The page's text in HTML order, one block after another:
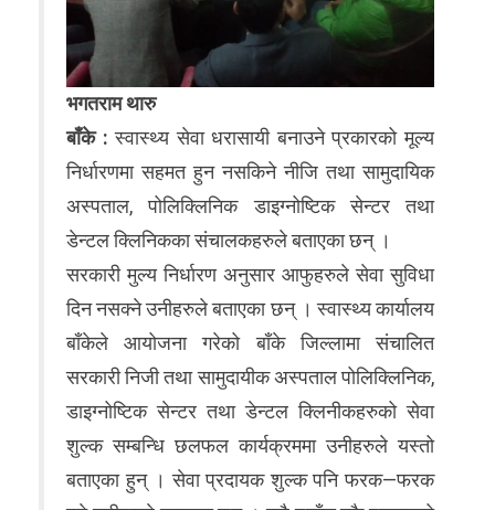
भगतराम थारु
बाँके : स्वास्थ्य सेवा धरासायी बनाउने प्रकारको मूल्य
निर्धारणमा सहमत हुन नसकिने नीजि तथा सामुदायिक
अस्पताल, पोलिक्लिनिक डाइग्नोष्टिक सेन्टर तथा
डेन्टल क्लिनिकका संचालकहरुले बताएका छन् ।
सरकारी मुल्य निर्धारण अनुसार आफुहरुले सेवा सुविधा
दिन नसक्ने उनीहरुले बताएका छन् । स्वास्थ्य कार्यालय
बाँकेले आयोजना गरेको बाँके जिल्लामा संचालित
सरकारी निजी तथा सामुदायीक अस्पताल पोलिक्लिनिक,
डाइग्नोष्टिक सेन्टर तथा डेन्टल क्लिनीकहरुको सेवा
शुल्क सम्बन्धि छलफल कार्यक्रममा उनीहरुले यस्तो
बताएका हुन् । सेवा प्रदायक शुल्क पनि फरक—फरक